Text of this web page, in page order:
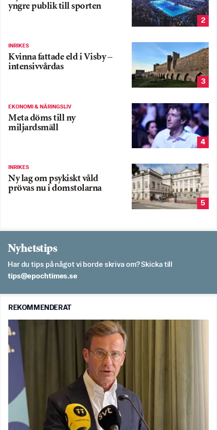
yngre publik till sporten
2
INRIKES
Kvinna fattade eld i Visby –
intensivvårdas
3
EKONOMI & NÄRINGSLIV
Meta döms till ny
miljardsmäll
4
INRIKES
Ny lag om psykiskt våld
prövas nu i domstolarna
5
Nyhetstips
Har du tips på något vi borde skriva om? Skicka till
es.semithcope@spit
REKOMMENDERAT